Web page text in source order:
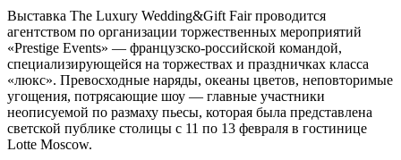
Выставка The Luxury Wedding&Gift Fair проводится
агентством по организации торжественных мероприятий
«Prestige Events» — французско-российской командой,
специализирующейся на торжествах и праздничках класса
«люкс». Превосходные наряды, океаны цветов, неповторимые
угощения, потрясающие шоу — главные участники
неописуемой по размаху пьесы, которая была представлена
светской публике столицы с 11 по 13 февраля в гостинице
Lotte Moscow.